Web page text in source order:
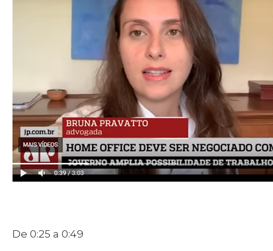
De 0:25 a 0:49